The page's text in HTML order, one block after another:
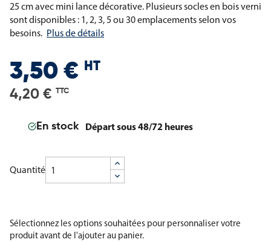
25 cm avec mini lance décorative. Plusieurs socles en bois verni
sont disponibles : 1, 2, 3, 5 ou 30 emplacements selon vos
besoins. Plus de détails
3,50 € HT
4,20 € TTC
En stock Départ sous 48/72 heures
Quantité
Sélectionnez les options souhaitées pour personnaliser votre
produit avant de l'ajouter au panier.